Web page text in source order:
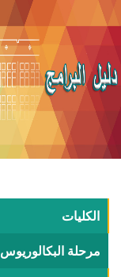
الكليات
مرحلة البكالوريوس